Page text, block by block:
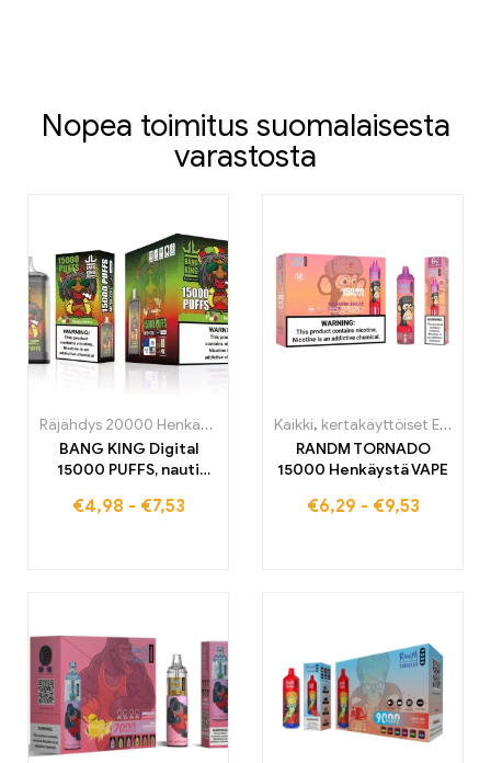
Nopea toimitus suomalaisesta
varastosta
Räjähdys 20000 Henkäystä kertakäyttöiset E-savut,
BANG KING Digital
15000 PUFFS, nauti
kokemuksesta
€4,98 - €7,53
Kaikki, kertakäyttöiset E-savut
RANDM TORNADO
15000 Henkäystä VAPE
€6,29 - €9,53